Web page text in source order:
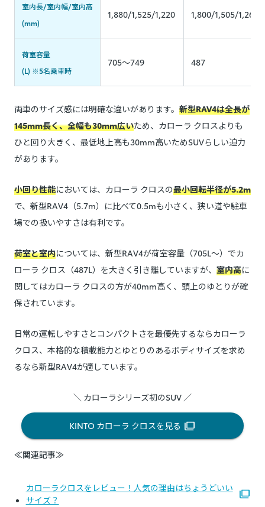
室内長/室内幅/室内高
(mm)
1,880/1,525/1,220 1,800/1,505/1,260
荷室容量
(L) ※5名乗車時
705～749 487
両車のサイズ感には明確な違いがあります。 新型RAV4は全長が
145mm長く、全幅も30mm広いため、カローラ クロスよりも
ひと回り大きく、最低地上高も30mm高いためSUVらしい迫力
があります。
小回り性能においては、カローラ クロスの最小回転半径が5.2m
で、新型RAV4（5.7m）に比べて0.5mも小さく、狭い道や駐車
場での扱いやすさは有利です。
荷室と室内については、新型RAV4が荷室容量（705L〜）でカ
ローラ クロス（487L）を大きく引き離していますが、 室内高に
関してはカローラ クロスの方が40mm高く、頭上のゆとりが確
保されています。
日常の運転しやすさとコンパクトさを最優先するならカローラ
クロス、本格的な積載能力とゆとりのあるボディサイズを求め
るなら新型RAV4が適しています。
＼ カローラシリーズ初のSUV ／
KINTO カローラ クロスを見る
≪関連記事≫
カローラクロスをレビュー！人気の理由はちょうどいい
サイズ？